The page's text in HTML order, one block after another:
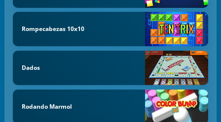
Rompecabezas 10x10
Dados
Rodando Marmol